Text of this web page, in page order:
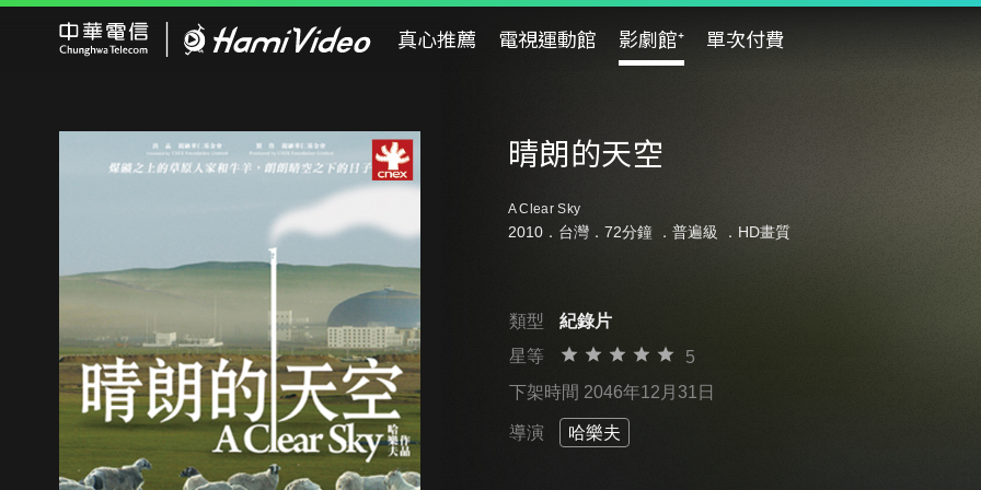
真心推薦 電視運動館 影劇館⁺ 單次付費
晴朗的天空
A Clear Sky
2010．台灣．72分鐘 ． 普遍級 ．HD畫質
類型
紀錄片
星等
5
下架時間 2046年12月31日
導演 哈樂夫